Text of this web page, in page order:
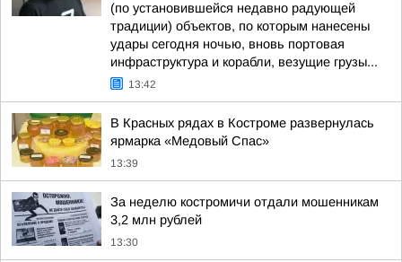
(по установившейся недавно радующей
традиции) объектов, по которым нанесены
удары сегодня ночью, вновь портовая
инфраструктура и корабли, везущие грузы...
13:42
В Красных рядах в Костроме развернулась
ярмарка «Медовый Спас»
13:39
За неделю костромичи отдали мошенникам
3,2 млн рублей
13:30